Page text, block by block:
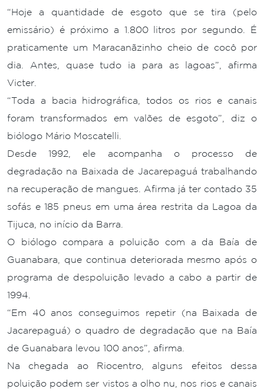
“Hoje a quantidade de esgoto que se tira (pelo
emissário) é próximo a 1.800 litros por segundo. É
praticamente um Maracanãzinho cheio de cocô por
dia. Antes, quase tudo ia para as lagoas”, afirma
Victer.
“Toda a bacia hidrográfica, todos os rios e canais
foram transformados em valões de esgoto”, diz o
biólogo Mário Moscatelli.
Desde 1992, ele acompanha o processo de
degradação na Baixada de Jacarepaguá trabalhando
na recuperação de mangues. Afirma já ter contado 35
sofás e 185 pneus em uma área restrita da Lagoa da
Tijuca, no início da Barra.
O biólogo compara a poluição com a da Baía de
Guanabara, que continua deteriorada mesmo após o
programa de despoluição levado a cabo a partir de
1994.
“Em 40 anos conseguimos repetir (na Baixada de
Jacarepaguá) o quadro de degradação que na Baía
de Guanabara levou 100 anos”, afirma.
Na chegada ao Riocentro, alguns efeitos dessa
poluição podem ser vistos a olho nu, nos rios e canais